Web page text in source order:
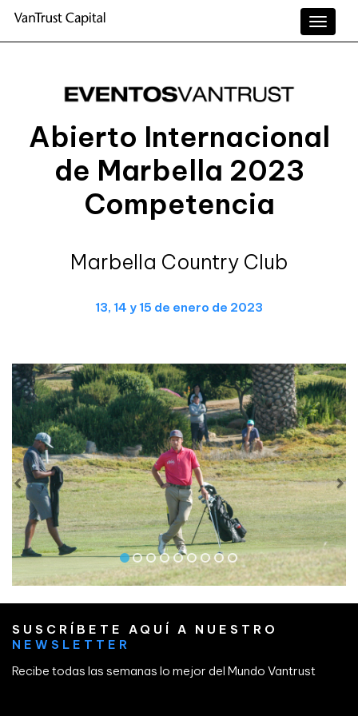
Toggle
Abierto Internacional
de Marbella 2023
Competencia
Marbella Country Club
13, 14 y 15 de enero de 2023
SUSCRÍBETE AQUÍ A NUESTRO
NEWSLETTER
Recibe todas las semanas lo mejor del Mundo Vantrust